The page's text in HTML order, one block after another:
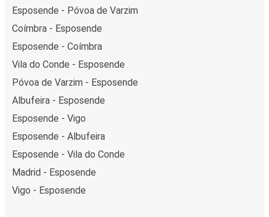
Esposende - Póvoa de Varzim
Coímbra - Esposende
Esposende - Coímbra
Vila do Conde - Esposende
Póvoa de Varzim - Esposende
Albufeira - Esposende
Esposende - Vigo
Esposende - Albufeira
Esposende - Vila do Conde
Madrid - Esposende
Vigo - Esposende